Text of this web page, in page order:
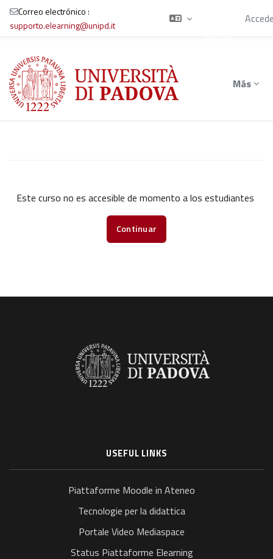
Salta al contenido principal
Correo electrónico :
supporto.elearning@unipd.it
Más
Este curso no es accesible de momento a los estudiantes
Continuar
USEFUL LINKS
Piattaforme Moodle in Ateneo
Tecnologie per la didattica
Portale Video Mediaspace
Status Piattaforme Elearning